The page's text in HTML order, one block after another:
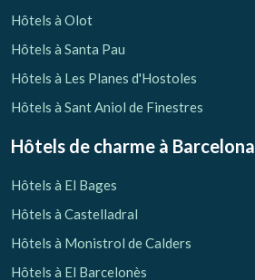
Hôtels à Olot
Hôtels à Santa Pau
Hôtels à Les Planes d'Hostoles
Hôtels à Sant Aniol de Finestres
Hôtels de charme à Barcelona
Hôtels à El Bages
Hôtels à Castelladral
Hôtels à Monistrol de Calders
Hôtels à El Barcelonès